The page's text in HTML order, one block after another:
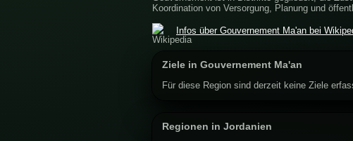
Koordination von Versorgung, Planung und
Infos über Gouvernement Ma'an bei
Ziele in Gouvernement Ma'an
Für diese Region sind derzeit keine Ziele
Regionen in Jordanien